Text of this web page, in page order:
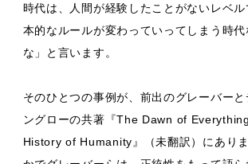
時代は、人間が経験したことがないレベ
本的なルールが変わっていってしまう時
な」と言います。
そのひとつの事例が、前出のグレーバーと
ングローの共著『The Dawn of
History of Humanity』（未翻訳）にあり